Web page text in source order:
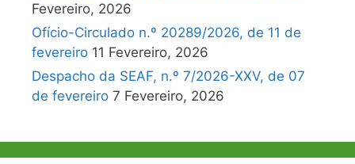
Fevereiro, 2026
Ofício-Circulado n.º 20289/2026, de 11 de
fevereiro 11 Fevereiro, 2026
Despacho da SEAF, n.º 7/2026-XXV, de 07
de fevereiro 7 Fevereiro, 2026